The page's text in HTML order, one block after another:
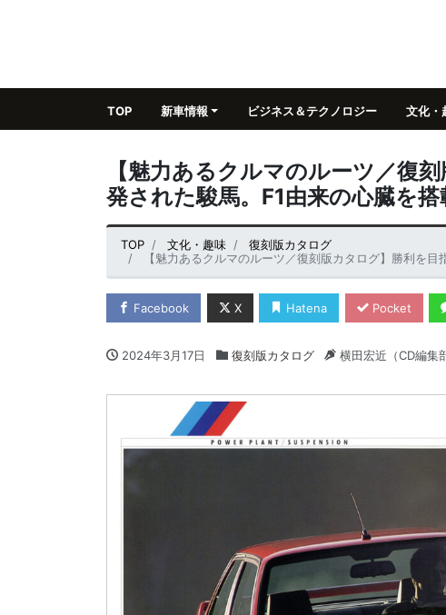
TOP 新車情報 ビジネス＆テクノロジー 文化・
【魅力あるクルマのルーツ／復
発された駿馬。F1由来の心臓を
TOP 文化・趣味
復刻版カタログ
【魅力あるクルマのルーツ／復刻版カタログ】勝利を目指し
Facebook X Hatena Pocket
2024年3月17日 復刻版カタログ 横田宏近（CD編集